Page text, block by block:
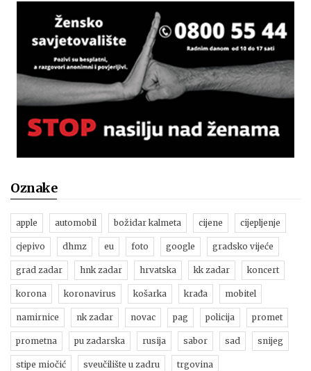
Oznake
apple automobil božidar kalmeta cijene cijepljenje
cjepivo dhmz eu foto google gradsko vijeće
grad zadar hnk zadar hrvatska kk zadar koncert
korona koronavirus košarka krađa mobitel
namirnice nk zadar novac pag policija promet
prometna pu zadarska rusija sabor sad snijeg
stipe miočić sveučilište u zadru trgovina